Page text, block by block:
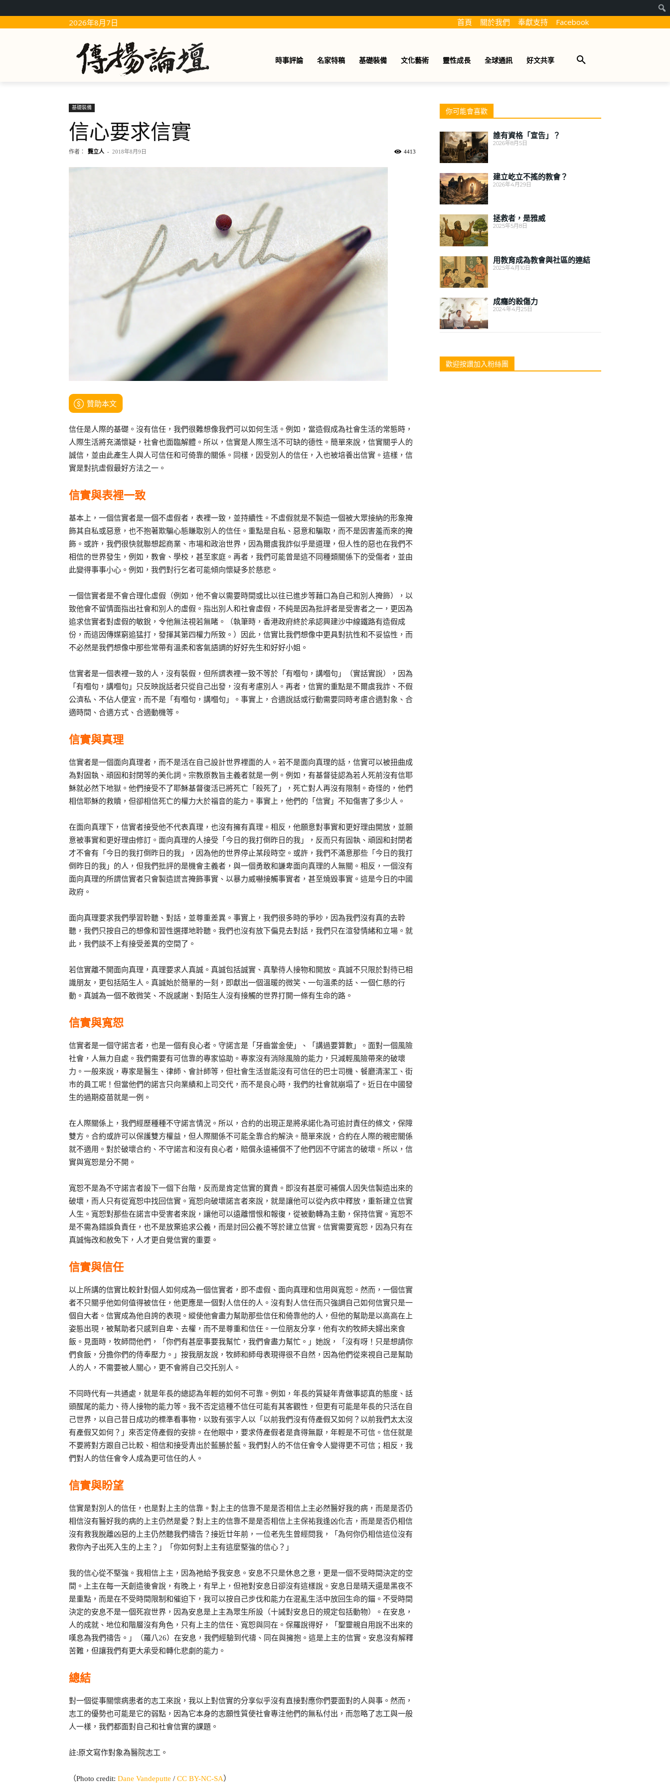
2026年8月7日 首頁 關於我們 奉獻支持 Facebook
時事評論 名家特稿 基礎裝備 文化藝術 靈性成長 全球通訊 好文共享
基礎裝備
信心要求信實
作者： 龔立人 - 2018年8月9日 4413
贊助本文
信任是人際的基礎。沒有信任，我們很難想像我們可以如何生活。例如，當造假成為社會生活的常態時，
人際生活將充滿懷疑，社會也面臨解體。所以，信實是人際生活不可缺的德性。簡單來說，信實關乎人的
誠信，並由此產生人與人可信任和可倚靠的關係。同樣，因受別人的信任，入也被培養出信實。這樣，信
實是對抗虛假最好方法之一。
信實與表裡一致
基本上，一個信實者是一個不虛假者，表裡一致，並持續性。不虛假就是不製造一個被大眾接納的形象掩
飾其自私或惡意，也不抱著欺騙心態賺取別人的信任。重點是自私、惡意和騙取，而不是因害羞而來的掩
飾。或許，我們很快就聯想起商業、市場和政治世界，因為爾虞我詐似乎是道理，但人性的惡也在我們不
相信的世界發生，例如，教會、學校，甚至家庭。再者，我們可能曾是這不同種類關係下的受傷者，並由
此變得事事小心。例如，我們對行乞者可能傾向懷疑多於慈悲。
一個信實者是不會合理化虛假（例如，他不會以需要時間或比以往已進步等藉口為自己和別人掩飾），以
致他會不留情面指出社會和別人的虛假。指出別人和社會虛假，不純是因為批評者是受害者之一，更因為
追求信實者對虛假的敏銳，令他無法視若無睹。（執筆時，香港政府終於承認興建沙中線鐵路有造假成
份，而這因傳媒窮追猛打，發揮其第四權力所致。）因此，信實比我們想像中更具對抗性和不妥協性，而
不必然是我們想像中那些常帶有溫柔和客氣語調的好好先生和好好小姐。
信實者是一個表裡一致的人，沒有裝假，但所謂表裡一致不等於「有嗰句，講嗰句」（實話實說），因為
「有嗰句，講嗰句」只反映說話者只從自己出發，沒有考慮別人。再者，信實的重點是不爾虞我詐、不假
公濟私、不佔人便宜，而不是「有嗰句，講嗰句」。事實上，合適說話或行動需要同時考慮合適對象、合
適時間、合適方式、合適動機等。
信實與真理
信實者是一個面向真理者，而不是活在自己設計世界裡面的人。若不是面向真理的話，信實可以被扭曲成
為對固執、頑固和封閉等的美化詞。宗教原教旨主義者就是一例。例如，有基督徒認為若人死前沒有信耶
穌就必然下地獄。他們接受不了耶穌基督復活已將死亡「殺死了」，死亡對人再沒有限制。奇怪的，他們
相信耶穌的救贖，但卻相信死亡的權力大於福音的能力。事實上，他們的「信實」不知傷害了多少人。
在面向真理下，信實者接受他不代表真理，也沒有擁有真理。相反，他願意對事實和更好理由開放，並願
意被事實和更好理由修訂。面向真理的人接受「今日的我打倒昨日的我」，反而只有固執、頑固和封閉者
才不會有「今日的我打倒昨日的我」，因為他的世界停止某段時空。或許，我們不滿意那些「今日的我打
倒昨日的我」的人，但我們批評的是機會主義者，與一個勇敢和謙卑面向真理的人無關。相反，一個沒有
面向真理的所謂信實者只會製造謊言掩飾事實、以暴力威嚇接觸事實者，甚至燒毀事實。這是今日的中國
政府。
面向真理要求我們學習聆聽、對話，並尊重差異。事實上，我們很多時的爭吵，因為我們沒有真的去聆
聽，我們只按自己的想像和習性選擇地聆聽。我們也沒有放下偏見去對話，我們只在渲發情緒和立場。就
此，我們談不上有接受差異的空間了。
若信實離不開面向真理，真理要求人真誠。真誠包括誠實、真摰待人接物和開放。真誠不只限於對待已相
識朋友，更包括陌生人。真誠始於簡單的一刻，即獻出一個溫暖的微笑、一句溫柔的話、一個仁慈的行
動。真誠為一個不敢微笑、不說感謝、對陌生人沒有接觸的世界打開一條有生命的路。
信實與寬恕
信實者是一個守諾言者，也是一個有良心者。守諾言是「牙齒當金使」、「講過要算數」。面對一個風險
社會，人無力自處。我們需要有可信靠的專家協助。專家沒有消除風險的能力，只減輕風險帶來的破壞
力。一般來說，專家是醫生、律師、會計師等，但社會生活豈能沒有可信任的巴士司機、餐廳清潔工、街
市的員工呢！但當他們的諾言只向業績和上司交代，而不是良心時，我們的社會就崩塌了。近日在中國發
生的過期疫苗就是一例。
在人際關係上，我們經歷種種不守諾言情況。所以，合約的出現正是將承諾化為可追討責任的條文，保障
雙方。合約或許可以保護雙方權益，但人際關係不可能全靠合約解決。簡單來說，合約在人際的親密關係
就不適用。對於破壞合約、不守諾言和沒有良心者，賠償永遠補償不了他們因不守諾言的破壞。所以，信
實與寬恕是分不開。
寬恕不是為不守諾言者設下一個下台階，反而是肯定信實的寶貴。即沒有甚麼可補償人因失信製造出來的
破壞，而人只有從寬恕中找回信實。寬恕向破壞諾言者來說，就是讓他可以從內疚中釋放，重新建立信實
人生。寬恕對那些在諾言中受害者來說，讓他可以遠離憎恨和報復，從被動轉為主動，保持信實。寬恕不
是不需為錯誤負責任，也不是放棄追求公義，而是討回公義不等於建立信實。信實需要寬恕，因為只有在
真誠悔改和赦免下，人才更自覺信實的重要。
信實與信任
以上所講的信實比較針對個人如何成為一個信實者，即不虛假、面向真理和信用與寬恕。然而，一個信實
者不只關乎他如何值得被信任，他更應是一個對人信任的人。沒有對人信任而只強調自己如何信實只是一
個自大者。信實成為他自誇的表現。縱使他會盡力幫助那些信任和倚靠他的人，但他的幫助是以高高在上
姿態出現，被幫助者只感到自卑、去權，而不是尊重和信任。一位朋友分享，他有次約牧師夫婦出來食
飯。見面時，牧師問他們，「你們有甚麼事要我幫忙，我們會盡力幫忙。」她說，「沒有呀！只是想請你
們食飯，分擔你們的侍奉壓力。」按我朋友說，牧師和師母表現得很不自然，因為他們從來視自己是幫助
人的人，不需要被人關心，更不會將自己交托別人。
不同時代有一共通處，就是年長的總認為年輕的如何不可靠。例如，年長的質疑年青做事認真的態度、話
頭醒尾的能力、待人接物的能力等。我不否定這種不信任可能有其客觀性，但更有可能是年長的只活在自
己世界，以自己昔日成功的標準看事物，以致有張宇人以「以前我們沒有侍產假又如何？以前我們太太沒
有產假又如何？」來否定侍產假的安排。在他眼中，要求侍產假者是貪得無厭，年輕是不可信。信任就是
不要將對方跟自己比較、相信和接受青出於藍勝於藍。我們對人的不信任會令人變得更不可信；相反，我
們對人的信任會令人成為更可信任的人。
信實與盼望
信實是對別人的信任，也是對上主的信靠。對上主的信靠不是是否相信上主必然醫好我的病，而是是否仍
相信沒有醫好我的病的上主仍然是愛？對上主的信靠不是是否相信上主保祐我逢凶化吉，而是是否仍相信
沒有救我脫離凶惡的上主仍然聽我們禱告？接近廿年前，一位老先生曾經問我，「為何你仍相信這位沒有
救你內子出死入生的上主？」「你如何對上主有這麼堅強的信心？」
我的信心從不堅強。我相信上主，因為祂給予我安息。安息不只是休息之意，更是一個不受時間決定的空
間。上主在每一天創造後會說，有晚上，有早上，但祂對安息日卻沒有這樣說。安息日是晴天還是黑夜不
是重點，而是在不受時間限制和催迫下，我可以按自己步伐和能力在混亂生活中放回生命的錨。不受時間
決定的安息不是一個死寂世界，因為安息是上主為眾生所設（十誡對安息日的規定包括動物）。在安息，
人的成就、地位和階層沒有角色，只有上主的信任、寬恕與同在。保羅說得好，「聖靈親自用說不出來的
嘆息為我們禱告。」（羅八26）在安息，我們經驗到代禱、同在與擁抱。這是上主的信實。安息沒有解釋
苦難，但讓我們有更大承受和轉化悲劇的能力。
總結
對一個從事關懷病患者的志工來說，我以上對信實的分享似乎沒有直接對應你們要面對的人與事。然而，
志工的優勢也可能是它的弱點，因為它本身的志願性質使社會專注他們的無私付出，而忽略了志工與一般
人一樣，我們都面對自己和社會信實的課題。
註:原文寫作對象為醫院志工。
（Photo credit: Dane Vandeputte / CC BY-NC-SA）
你可能會喜歡
誰有資格「宣告」？
2026年8月5日
建立屹立不搖的教會？
2026年4月29日
拯救者，是雅威
2025年5月8日
用教育成為教會與社區的連結
2025年4月10日
成癮的殺傷力
2024年4月25日
歡迎按讚加入粉絲團